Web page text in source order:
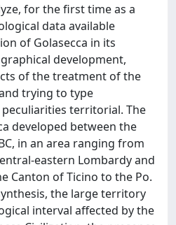
for the first time as a
data available
of Golasecca in its
development,
of the treatment of the
trying to type
territorial. The
developed between the
in an area ranging from
eastern Lombardy and
Canton of Ticino to the Po.
the large territory
interval affected by the